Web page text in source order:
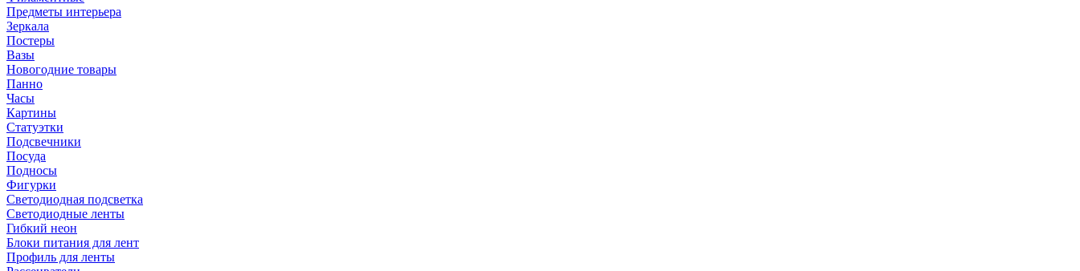
Предметы интерьера
Зеркала
Постеры
Вазы
Новогодние товары
Панно
Часы
Картины
Статуэтки
Подсвечники
Посуда
Подносы
Фигурки
Светодиодная подсветка
Светодиодные ленты
Гибкий неон
Блоки питания для лент
Профиль для ленты